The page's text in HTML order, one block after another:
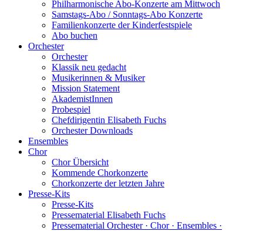
Philharmonische Abo-Konzerte am Mittwoch
Samstags-Abo / Sonntags-Abo Konzerte
Familienkonzerte der Kinderfestspiele
Abo buchen
Orchester
Orchester
Klassik neu gedacht
Musikerinnen & Musiker
Mission Statement
AkademistInnen
Probespiel
Chefdirigentin Elisabeth Fuchs
Orchester Downloads
Ensembles
Chor
Chor Übersicht
Kommende Chorkonzerte
Chorkonzerte der letzten Jahre
Presse-Kits
Presse-Kits
Pressematerial Elisabeth Fuchs
Pressematerial Orchester · Chor · Ensembles ·